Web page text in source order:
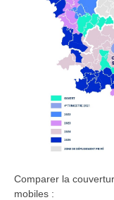
Comparer la
mobiles :